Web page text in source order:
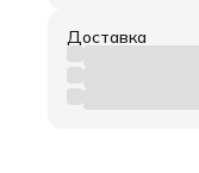
Доставка